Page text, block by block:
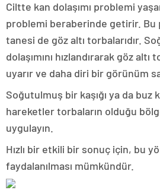
Ciltte kan dolaşımı problemi
problemi beraberinde getirir.
tanesi de göz altı torbalarıdır.
dolaşımını hızlandırarak göz altı
uyarır ve daha diri bir görünüm
Soğutulmuş bir kaşığı ya da buz
hareketler torbaların olduğu
uygulayın.
Hızlı bir etkili bir sonuç için, bu
faydalanılması mümkündür.